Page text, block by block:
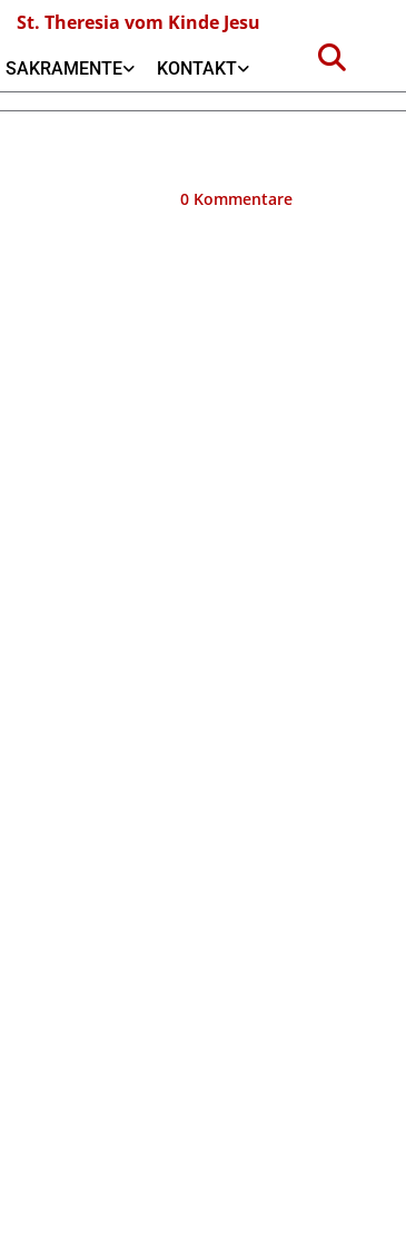
St. Theresia vom Kinde Jesu
SAKRAMENTE KONTAKT
0 Kommentare